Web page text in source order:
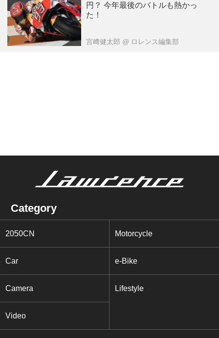
円？ 今年最後のバトルも熱かっ
た！
宮﨑健太郎 @ ロレンス編集部
Category
2050CN Motorcycle
Car e-Bike
Camera Lifestyle
Video